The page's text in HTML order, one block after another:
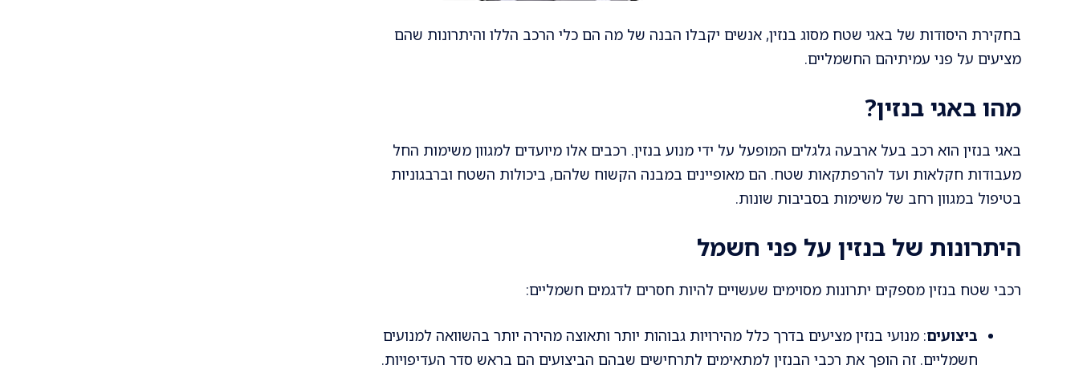
בחקירת היסודות של באגי שטח מסוג בנזין, אנשים יקבלו הבנה של מה הם כלי הרכב הללו והיתרונות שהם
מציעים על פני עמיתיהם החשמליים.
מהו באגי בנזין?
באגי בנזין הוא רכב בעל ארבעה גלגלים המופעל על ידי מנוע בנזין. רכבים אלו מיועדים למגוון משימות החל
מעבודות חקלאות ועד להרפתקאות שטח. הם מאופיינים במבנה הקשוח שלהם, ביכולות השטח וברבגוניות
בטיפול במגוון רחב של משימות בסביבות שונות.
היתרונות של בנזין על פני חשמל
רכבי שטח בנזין מספקים יתרונות מסוימים שעשויים להיות חסרים לדגמים חשמליים:
ביצועים: מנועי בנזין מציעים בדרך כלל מהירויות גבוהות יותר ותאוצה מהירה יותר בהשוואה למנועים
חשמליים. זה הופך את רכבי הבנזין למתאימים לתרחישים שבהם הביצועים הם בראש סדר העדיפויות.